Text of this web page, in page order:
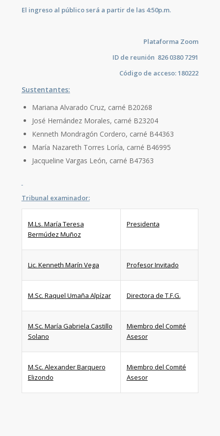
El ingreso al público será a partir de las 4:50p.m.
Plataforma Zoom
ID de reunión 826 0380 7291
Código de acceso: 180222
Sustentantes:
Mariana Alvarado Cruz, carné B20268
José Hernández Morales, carné B23204
Kenneth Mondragón Cordero, carné B44363
María Nazareth Torres Loría, carné B46995
Jacqueline Vargas León, carné B47363
Tribunal examinador:
M.Ls. María Teresa
Bermúdez Muñoz
Presidenta
Lic. Kenneth Marín Vega Profesor Invitado
M.Sc. Raquel Umaña Alpízar Directora de T.F.G.
M.Sc. María Gabriela Castillo
Solano
Miembro del Comité
Asesor
M.Sc. Alexander Barquero
Elizondo
Miembro del Comité
Asesor